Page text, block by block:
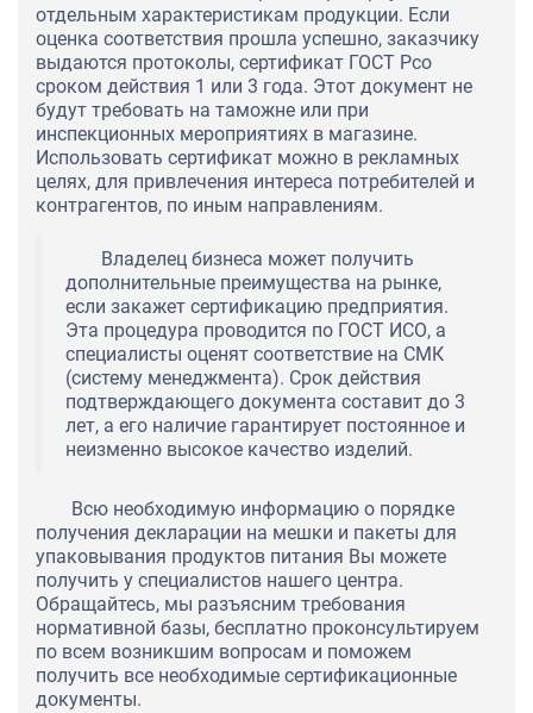
отдельным характеристикам продукции. Если
оценка соответствия прошла успешно, заказчику
выдаются протоколы, сертификат ГОСТ Рсо
сроком действия 1 или 3 года. Этот документ не
будут требовать на таможне или при
инспекционных мероприятиях в магазине.
Использовать сертификат можно в рекламных
целях, для привлечения интереса потребителей и
контрагентов, по иным направлениям.
Владелец бизнеса может получить
дополнительные преимущества на рынке,
если закажет сертификацию предприятия.
Эта процедура проводится по ГОСТ ИСО, а
специалисты оценят соответствие на СМК
(систему менеджмента). Срок действия
подтверждающего документа составит до 3
лет, а его наличие гарантирует постоянное и
неизменно высокое качество изделий.
Всю необходимую информацию о порядке
получения декларации на мешки и пакеты для
упаковывания продуктов питания Вы можете
получить у специалистов нашего центра.
Обращайтесь, мы разъясним требования
нормативной базы, бесплатно проконсультируем
по всем возникшим вопросам и поможем
получить все необходимые сертификационные
документы.